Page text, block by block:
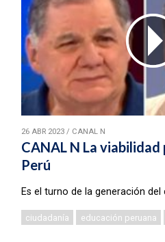
26 ABR 2023/ CANAL N
CANAL N La
Perú
Es el turno de la generación del
ciudadanía educación peruana